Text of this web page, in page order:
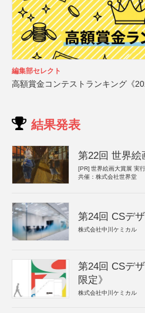
編集部セレクト
高額賞金コンテストランキング《
結果発表
第22回 世界絵
[PR] 世界絵画大賞展 実
共催：株式会社世界堂
第24回 CSデ
株式会社中川ケミカル
第24回 CSデ
限定》
株式会社中川ケミカル